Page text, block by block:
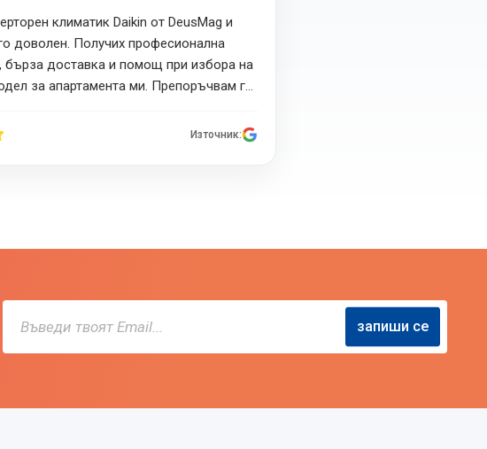
климатик Daikin от DeusMag и
доволен. Получих професионална
бърза доставка и помощ при избора на
за апартамента ми. Препоръчвам ги
Източник:
запиши се